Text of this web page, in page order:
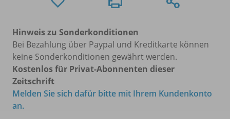
Hinweis zu Sonderkonditionen
Bei Bezahlung über Paypal und Kreditkarte können
keine Sonderkonditionen gewährt werden.
Kostenlos für Privat-Abonnenten dieser
Zeitschrift
Melden Sie sich dafür bitte mit Ihrem Kundenkonto
an.